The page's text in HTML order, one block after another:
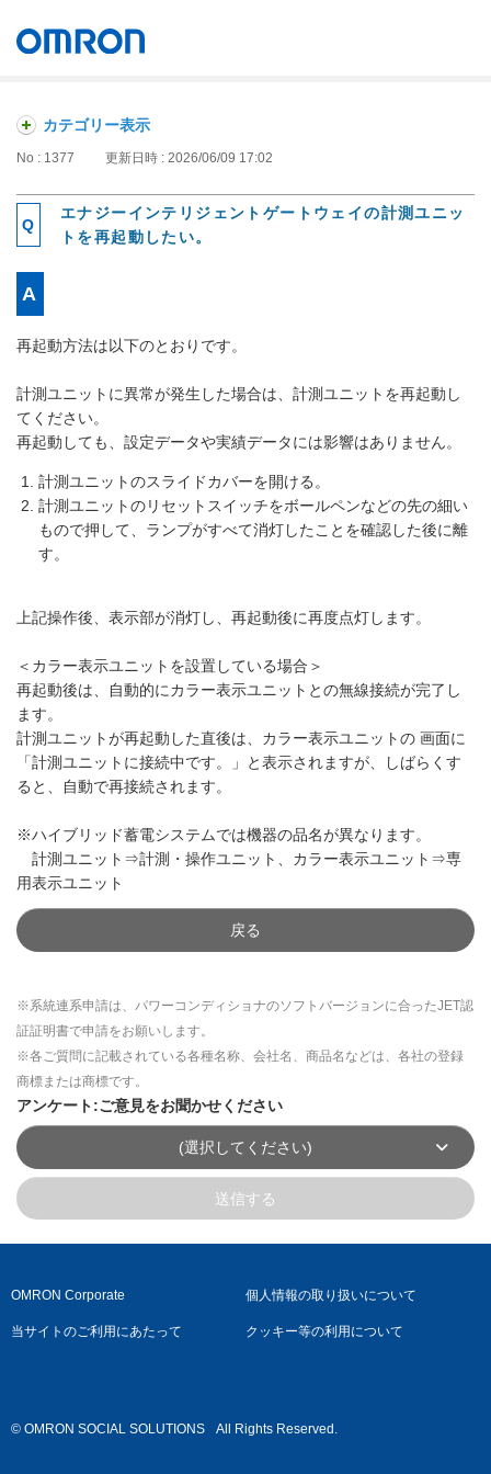
カテゴリー表示
No : 1377 更新日時 : 2026/06/09 17:02
エナジーインテリジェントゲートウェイの計測ユニッ
トを再起動したい。
再起動方法は以下のとおりです。
計測ユニットに異常が発生した場合は、計測ユニットを再起動し
てください。
再起動しても、設定データや実績データには影響はありません。
計測ユニットのスライドカバーを開ける。
計測ユニットのリセットスイッチをボールペンなどの先の細い
もので押して、ランプがすべて消灯したことを確認した後に離
す。
上記操作後、表示部が消灯し、再起動後に再度点灯します。
＜カラー表示ユニットを設置している場合＞
再起動後は、自動的にカラー表示ユニットとの無線接続が完了し
ます。
計測ユニットが再起動した直後は、カラー表示ユニットの 画面に
「計測ユニットに接続中です。」と表示されますが、しばらくす
ると、自動で再接続されます。
※ハイブリッド蓄電システムでは機器の品名が異なります。
計測ユニット⇒計測・操作ユニット、カラー表示ユニット⇒専
用表示ユニット
戻る
※系統連系申請は、パワーコンディショナのソフトバージョンに合ったJET認
証証明書で申請をお願いします。
※各ご質問に記載されている各種名称、会社名、商品名などは、各社の登録
商標または商標です。
アンケート:ご意見をお聞かせください
(選択してください)
送信する
OMRON Corporate 個人情報の取り扱いについて
当サイトのご利用にあたって クッキー等の利用について
© OMRON SOCIAL SOLUTIONS All Rights Reserved.